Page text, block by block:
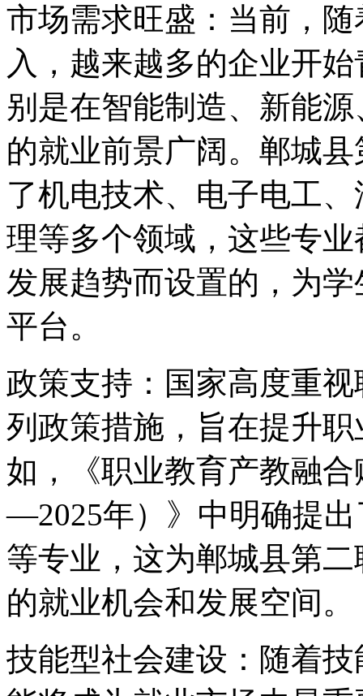
市场需求旺盛：当前，
入，越来越多的企业开
别是在智能制造、新能
的就业前景广阔。郸城
了机电技术、电子电工
理等多个领域，这些专
发展趋势而设置的，为
平台。
政策支持：国家高度重
列政策措施，旨在提升
如，《职业教育产教融
—2025年）》中明确提
等专业，这为郸城县第
的就业机会和发展空间。
技能型社会建设：随着